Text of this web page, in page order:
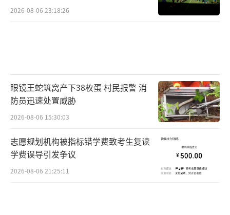
2026-08-06 23:18:26
眼镜王蛇筑窝产下38枚蛋 村民报警 消
防员迅速处置威胁
2026-08-06 15:30:03
志愿规划机构被指标错学费致考生复读
学费误导引发争议
2026-08-06 21:25:11